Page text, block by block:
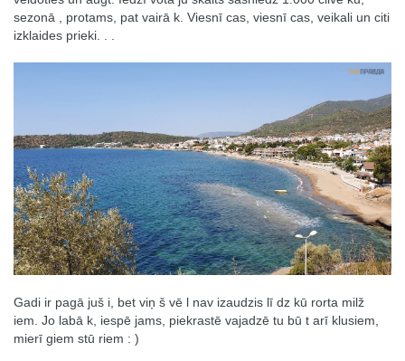
sezonā , protams, pat vairā k. Viesnī cas, viesnī cas, veikali un citi
izklaides prieki. . .
Gadi ir pagā juš i, bet viņ š vē l nav izaudzis lī dz kū rorta milž
iem. Jo labā k, iespē jams, piekrastē vajadzē tu bū t arī klusiem,
mierī giem stū riem : )